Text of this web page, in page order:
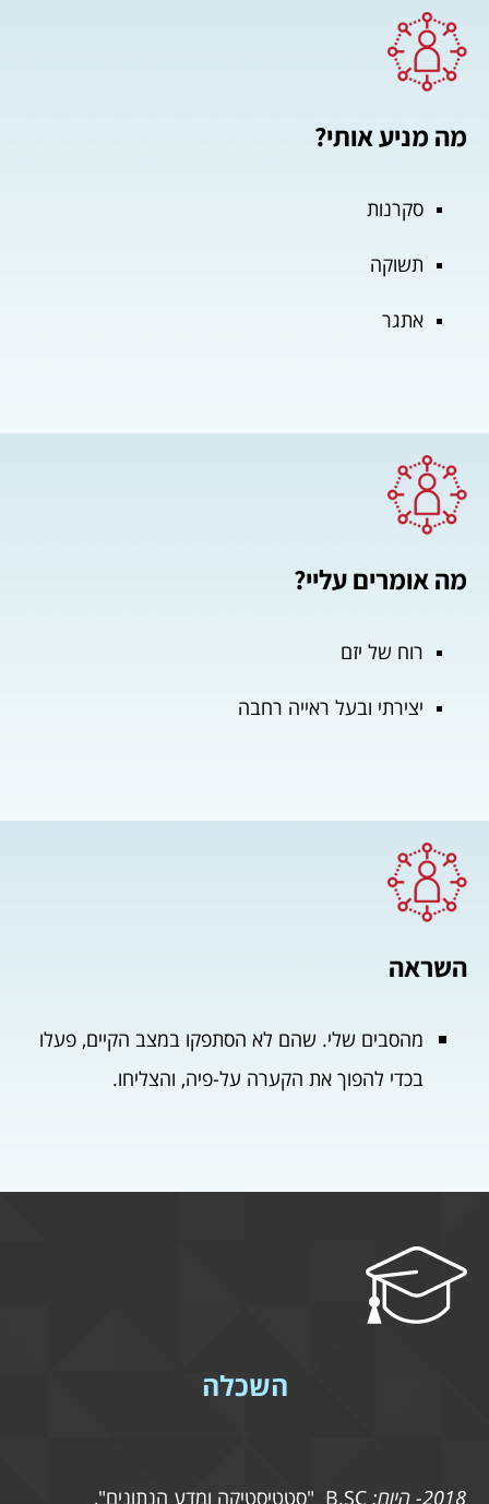
מה מניע אותי?
סקרנות
תשוקה
אתגר
מה אומרים עליי?
רוח של יזם
יצירתי ובעל ראייה רחבה
השראה
מהסבים שלי. שהם לא הסתפקו במצב הקיים, פעלו
בכדי להפוך את הקערה על-פיה, והצליחו.
השכלה
2018- היום:
B.SC "סטטיסטיקה ומדע הנתונים",